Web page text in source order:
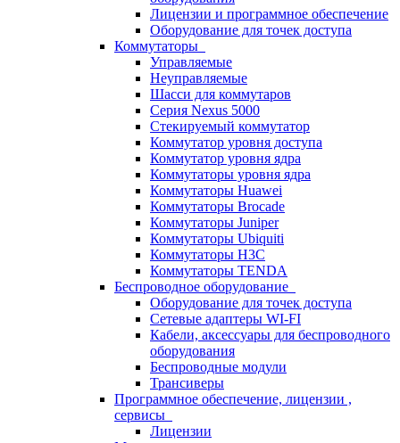
Лицензии и программное обеспечение
Оборудование для точек доступа
Коммутаторы
Управляемые
Неуправляемые
Шасси для коммутаров
Серия Nexus 5000
Стекируемый коммутатор
Коммутатор уровня доступа
Коммутатор уровня ядра
Коммутаторы уровня ядра
Коммутаторы Huawei
Коммутаторы Brocade
Коммутаторы Juniper
Коммутаторы Ubiquiti
Коммутаторы H3C
Коммутаторы TENDA
Беспроводное оборудование
Оборудование для точек доступа
Сетевые адаптеры WI-FI
Кабели, аксессуары для беспроводного
оборудования
Беспроводные модули
Трансиверы
Программное обеспечение, лицензии ,
сервисы
Лицензии